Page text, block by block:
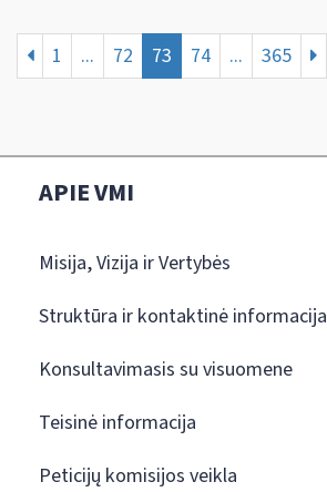
1 ... 72 73 74 ... 365
APIE VMI
Misija, Vizija ir Vertybės
Struktūra ir kontaktinė informacija
Konsultavimasis su visuomene
Teisinė informacija
Peticijų komisijos veikla